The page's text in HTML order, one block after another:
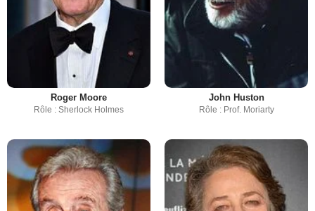
Roger Moore
Rôle : Sherlock Holmes
John Huston
Rôle : Prof. Moriarty